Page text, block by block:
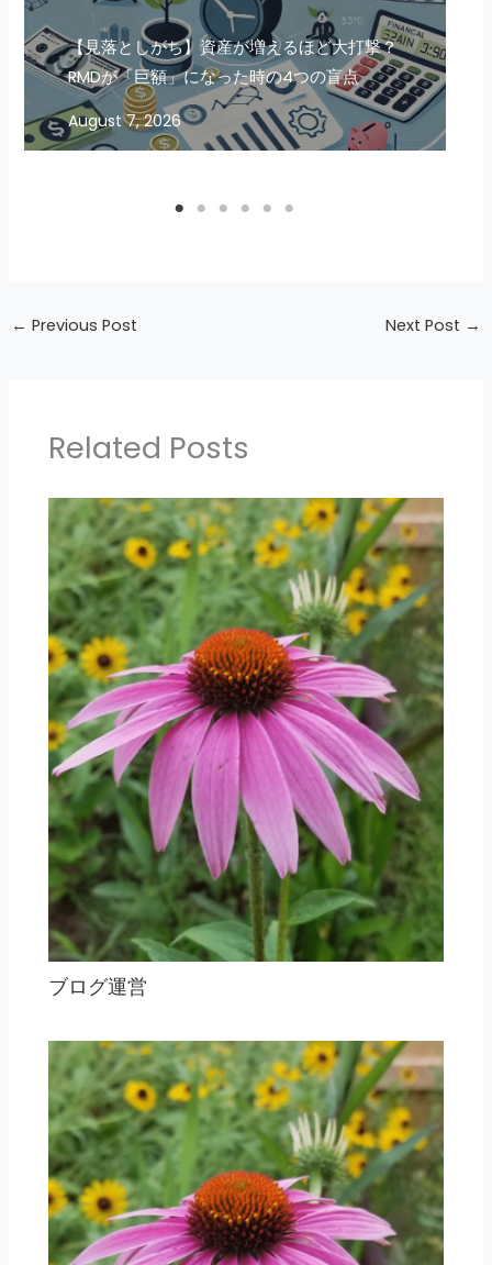
【見落としがち】資産が増えるほど大打撃？
RMDが「巨額」になった時の4つの盲点
August 7, 2026
← Previous Post Next Post →
Related Posts
ブログ運営